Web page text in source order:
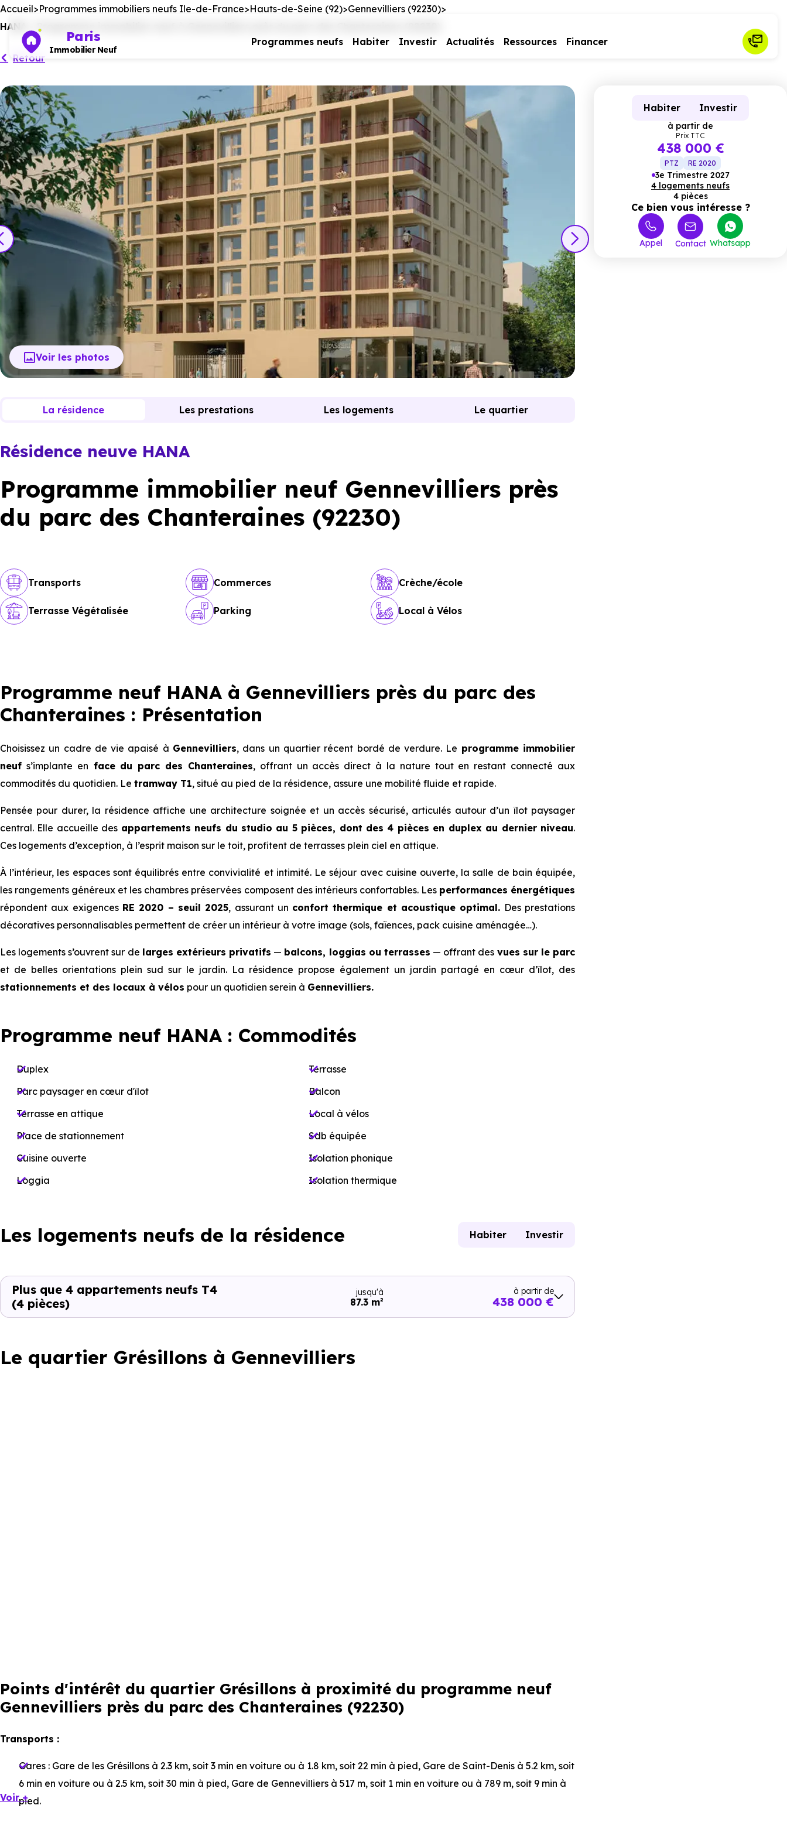
Paris
Immobilier Neuf
Programmes neufs Habiter Investir Actualités Ressources Financer
Accueil Programmes immobiliers neufs Ile-de-France Hauts-de-Seine (92) Gennevilliers (92230)
HANA - Programme immobilier neuf à Gennevilliers près du parc des Chanteraines (92230)
Retour
Voir les photos
Ce programme vous intéresse
Nous contacter
Résidence neuve HANA
Programme immobilier neuf Gennevilliers près
du parc des Chanteraines (92230)
Transports Commerces Crèche/école
Terrasse Végétalisée Parking Local à Vélos
Habiter Investir
à partir de
Prix TTC
438 000 €
PTZ RE 2020
3e Trimestre 2027
4 logements neufs
4 pièces
Ce bien vous intéresse ?
Appel Contact Whatsapp
La résidence Les prestations Les logements Le quartier
Programme neuf HANA à Gennevilliers près du parc des
Chanteraines : Présentation
Choisissez un cadre de vie apaisé à Gennevilliers, dans un quartier récent bordé de verdure. Le programme immobilier
neuf s’implante en face du parc des Chanteraines, offrant un accès direct à la nature tout en restant connecté aux
commodités du quotidien. Le tramway T1, situé au pied de la résidence, assure une mobilité fluide et rapide.
Pensée pour durer, la résidence affiche une architecture soignée et un accès sécurisé, articulés autour d’un îlot paysager
central. Elle accueille des appartements neufs du studio au 5 pièces, dont des 4 pièces en duplex au dernier niveau.
Ces logements d’exception, à l’esprit maison sur le toit, profitent de terrasses plein ciel en attique.
À l’intérieur, les espaces sont équilibrés entre convivialité et intimité. Le séjour avec cuisine ouverte, la salle de bain équipée,
les rangements généreux et les chambres préservées composent des intérieurs confortables. Les performances énergétiques
répondent aux exigences RE 2020 – seuil 2025, assurant un confort thermique et acoustique optimal. Des prestations
décoratives personnalisables permettent de créer un intérieur à votre image (sols, faïences, pack cuisine aménagée…).
Les logements s’ouvrent sur de larges extérieurs privatifs — balcons, loggias ou terrasses — offrant des vues sur le parc
et de belles orientations plein sud sur le jardin. La résidence propose également un jardin partagé en cœur d’îlot, des
stationnements et des locaux à vélos pour un quotidien serein à Gennevilliers.
Programme neuf HANA : Commodités
Duplex
Parc paysager en cœur d'îlot
Terrasse en attique
Place de stationnement
Cuisine ouverte
Loggia
Terrasse
Balcon
Local à vélos
Sdb équipée
Isolation phonique
Isolation thermique
Les logements neufs de la résidence Habiter Investir
Plus que 4 appartements neufs T4
(4 pièces)
jusqu'à
87.3 m²
à partir de
438 000 €
Le quartier Grésillons à Gennevilliers
Points d'intérêt du quartier Grésillons à proximité du programme neuf
Gennevilliers près du parc des Chanteraines (92230)
Transports :
Gares : Gare de les Grésillons à 2.3 km, soit 3 min en voiture ou à 1.8 km, soit 22 min à pied, Gare de Saint-Denis à 5.2 km, soit
6 min en voiture ou à 2.5 km, soit 30 min à pied, Gare de Gennevilliers à 517 m, soit 1 min en voiture ou à 789 m, soit 9 min à
pied.
Voir +